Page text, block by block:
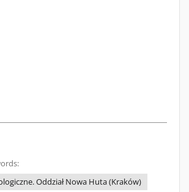
Oddział Nowa Huta (Kraków)